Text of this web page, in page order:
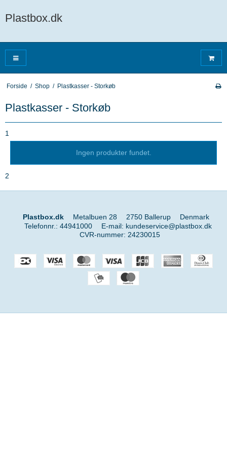
Plastbox.dk
Forside / Shop / Plastkasser - Storkøb
Plastkasser - Storkøb
1
Ingen produkter fundet.
2
Plastbox.dk Metalbuen 28 2750 Ballerup
Denmark
Telefonnr. : 44941000 E-mail: kundeservice@plastbox.dk
CVR-nummer: 24230015